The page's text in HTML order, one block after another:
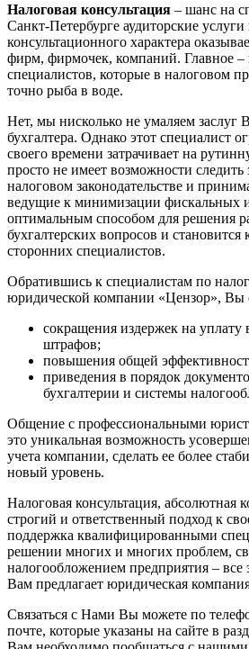
Налоговая консультация – шанс на
Санкт-Петербурге аудиторские услуги
консультационного характера
фирм, фирмочек, компаний. Главное –
специалистов, которые в налоговом
точно рыба в воде.
Нет, мы нисколько не умаляем заслуг
бухгалтера. Однако этот специалист
своего времени затрачивает на
просто не имеет возможности следить
налоговом законодательстве и
ведущие к минимизации фискальных
оптимальным способом для решения
бухгалтерских вопросов и становится
сторонних специалистов.
Обратившись к специалистам по
юридической компании «Цензор», Вы
сокращения издержек на
штрафов;
повышения общей
приведения в порядок
бухгалтерии и системы
Общение с профессиональными
это уникальная возможность
учета компании, сделать ее более
новый уровень.
Налоговая консультация, абсолютная
строгий и ответственный подход к
поддержка квалифицированными
решении многих и многих проблем,
налогообложением предприятия – все
Вам предлагает юридическая
Связаться с Нами Вы можете по
почте, которые указаны на сайте в